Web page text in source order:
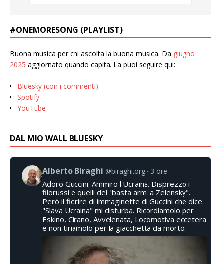
#ONEMORESONG (PLAYLIST)
Buona musica per chi ascolta la buona musica. Da giugno
2025 aggiornato quando capita. La puoi seguire qui:
Bluesky (con i commenti)
Spotify
YouTube
DAL MIO WALL BLUESKY
Alberto Biraghi @biraghi.org 3 ore
Adoro Guccini. Ammiro l'Ucraina. Disprezzo i
filorussi e quelli del "basta armi a Zelensky".
Però il fiorire di immaginette di Guccini che dice
"Slava Ucraina" mi disturba. Ricordiamolo per
Eskino, Cirano, Avvelenata, Locomotiva eccetera
e non tiriamolo per la giacchetta da morto.